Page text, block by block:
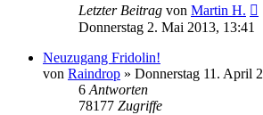
Letzter Beitrag von Martin H.
Donnerstag 2. Mai 2013, 13:41
Neuzugang Fridolin!
von Raindrop » Donnerstag 11. April
6 Antworten
78177 Zugriffe